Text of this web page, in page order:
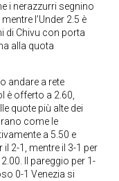
i nerazzurri segnino
l’Under 2.5 è
di Chivu con porta
alla quota
andare a rete
è offerto a 2.60,
quote più alte dei
come le
a 5.50 e
il 2-1, mentre il 3-1 per
Il pareggio per 1-
0-1 Venezia si